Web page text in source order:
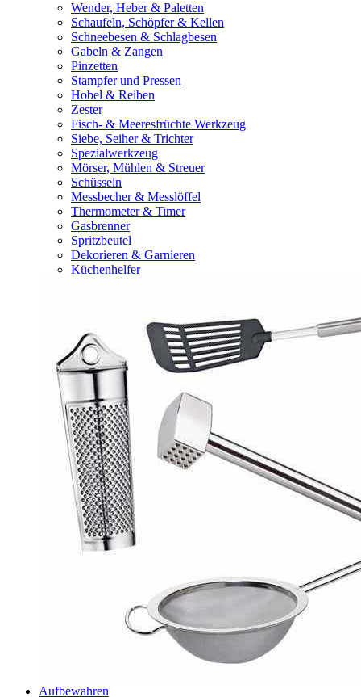
Wender, Heber & Paletten
Schaufeln, Schöpfer & Kellen
Schneebesen & Schlagbesen
Gabeln & Zangen
Pinzetten
Stampfer und Pressen
Hobel & Reiben
Zester
Fisch- & Meeresfrüchte Werkzeug
Siebe, Seiher & Trichter
Spezialwerkzeug
Mörser, Mühlen & Streuer
Schüsseln
Messbecher & Messlöffel
Thermometer & Timer
Gasbrenner
Spritzbeutel
Dekorieren & Garnieren
Küchenhelfer
Aufbewahren